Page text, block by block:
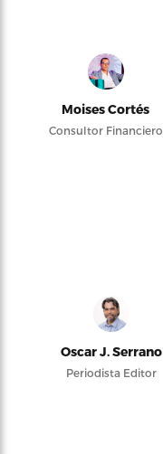
Moises Cortés
Consultor Financiero
Oscar J. Serrano
Periodista Editor